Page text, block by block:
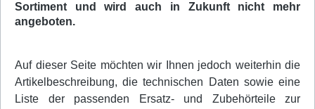
Sortiment und wird auch in Zukunft nicht mehr
angeboten.
Auf dieser Seite möchten wir Ihnen jedoch weiterhin die
Artikelbeschreibung, die technischen Daten sowie eine
Liste der passenden Ersatz- und Zubehörteile zur